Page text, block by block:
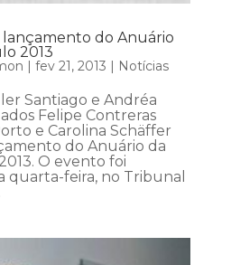
lançamento do Anuário
2013
| fev 21, 2013 | Notícias
Santiago e Andréa
Felipe Contreras
e Carolina Schäffer
do Anuário da
O evento foi
quarta-feira, no Tribunal